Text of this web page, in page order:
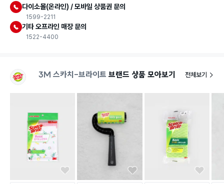
다이소몰(온라인) / 모바일 상품권 문의
1599-2211
기타 오프라인 매장 문의
1522-4400
3M 스카치-브라이트 브랜드 상품 모아보기 전체보기